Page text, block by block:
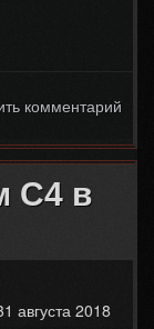
КАРТУ В
комментарий
C4 в
августа 2018